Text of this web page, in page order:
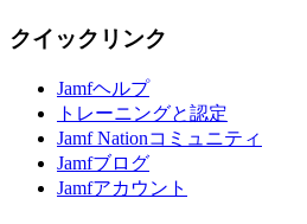
クイックリンク
Jamfヘルプ
トレーニングと認定
Jamf Nationコミュニティ
Jamfブログ
Jamfアカウント